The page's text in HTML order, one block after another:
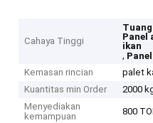
Cahaya Tinggi
Panel
ikan
,
Kemasan rincian
palet
Kuantitas min Order
2000
Menyediakan
kemampuan
800